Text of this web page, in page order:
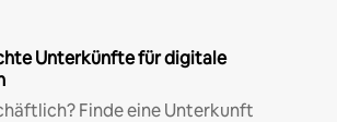
Unterkünfte für digitale
Finde eine Unterkunft